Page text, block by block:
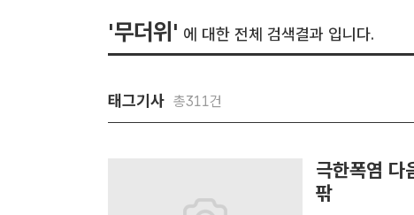
'무더위' 에 대한 전체 검색결과 입니다.
태그기사 총311건
극한폭염
팎